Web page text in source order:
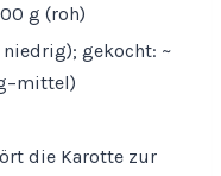
g (roh)
niedrig); gekocht: ~
die Karotte zur